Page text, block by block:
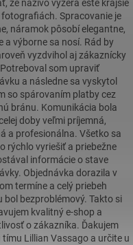
že naživo vyzerá ešte krajšie
fotografiách. Spracovanie je
náramok pôsobí elegantne,
a výborne sa nosí. Rád by
vyzdvihol aj zákaznícky
som upraviť
a následne sa vyskytol
so spárovaním platby cez
bránu. Komunikácia bola
doby veľmi príjemná,
a profesionálna. Všetko sa
rýchlo vyriešiť a priebežne
informácie o stave
Objednávka dorazila v
termíne a celý priebeh
bol bezproblémový. Takto si
kvalitný e-shop a
o zákazníka. Ďakujem
tímu Lillian Vassago a určite u